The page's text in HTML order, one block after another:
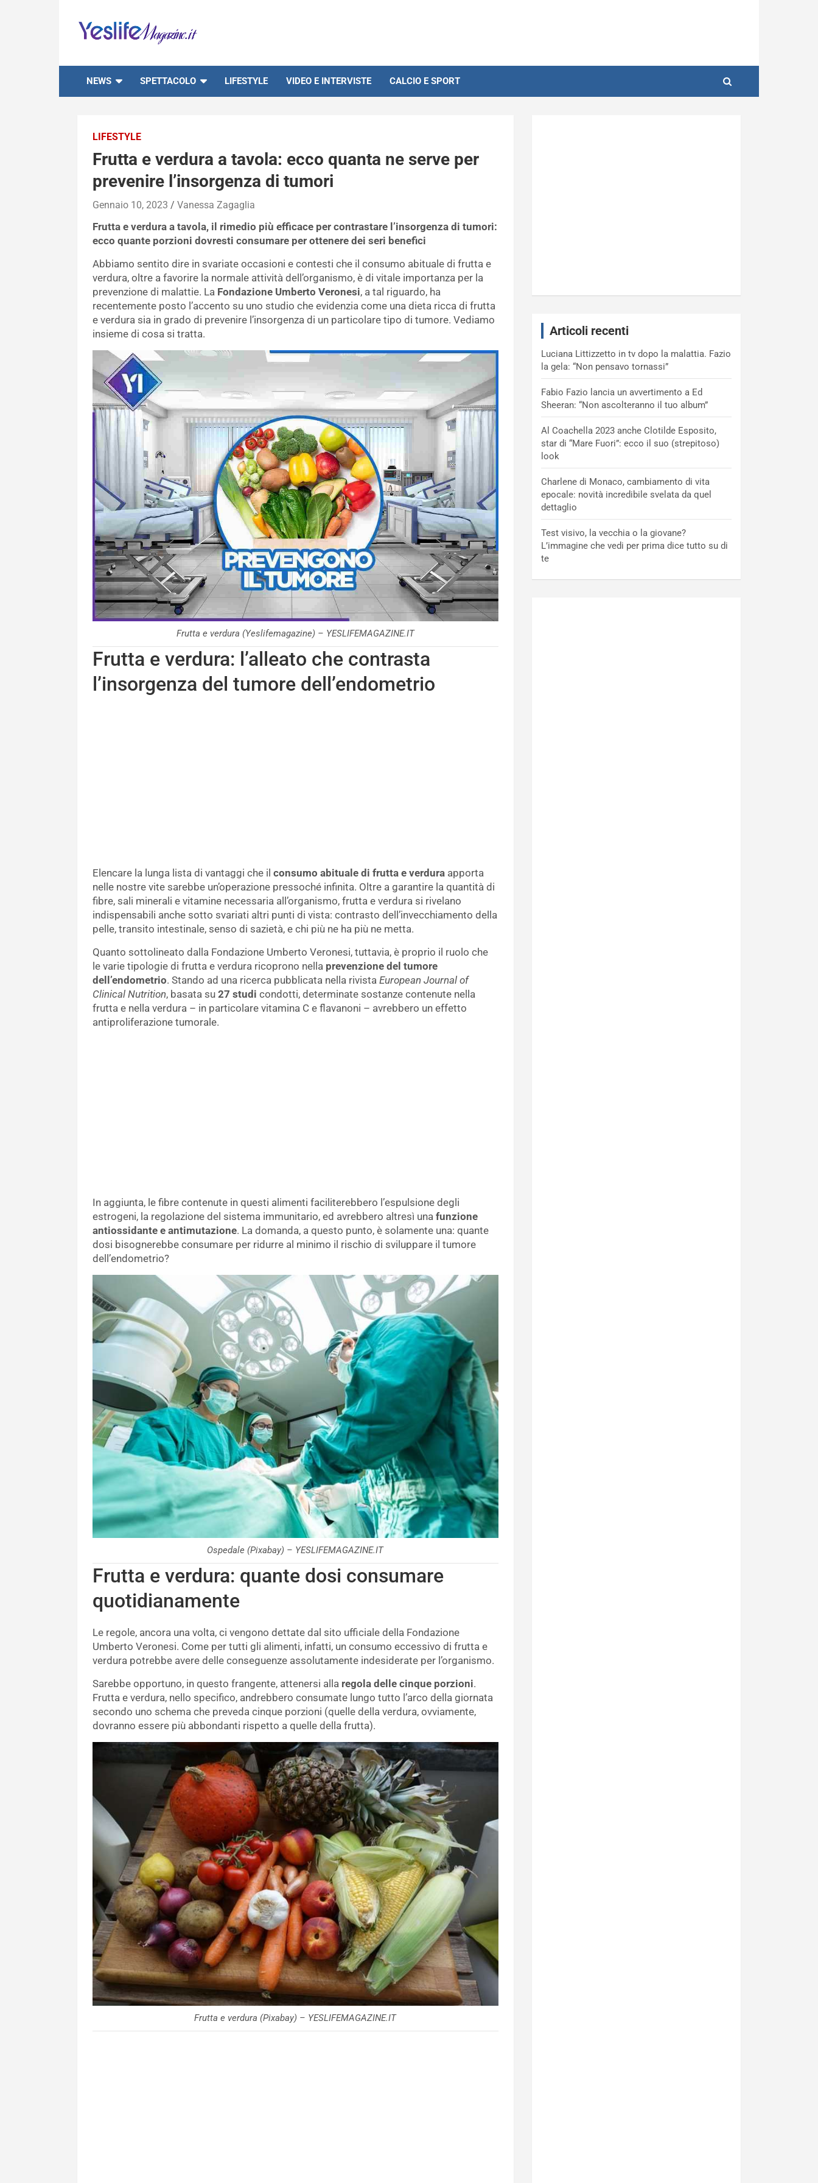
content
NEWS SPETTACOLO LIFESTYLE VIDEO E INTERVISTE CALCIO E SPORT
LIFESTYLE
Frutta e verdura a tavola: ecco quanta ne serve per
prevenire l’insorgenza di tumori
Gennaio 10, 2023 Vanessa Zagaglia
Frutta e verdura a tavola, il rimedio più efficace per contrastare l’insorgenza di tumori:
ecco quante porzioni dovresti consumare per ottenere dei seri benefici
Abbiamo sentito dire in svariate occasioni e contesti che il consumo abituale di frutta e
verdura, oltre a favorire la normale attività dell’organismo, è di vitale importanza per la
prevenzione di malattie. La Fondazione Umberto Veronesi, a tal riguardo, ha
recentemente posto l’accento su uno studio che evidenzia come una dieta ricca di frutta
e verdura sia in grado di prevenire l’insorgenza di un particolare tipo di tumore. Vediamo
insieme di cosa si tratta.
Frutta e verdura (Yeslifemagazine) – YESLIFEMAGAZINE.IT
Frutta e verdura: l’alleato che contrasta
l’insorgenza del tumore dell’endometrio
Elencare la lunga lista di vantaggi che il consumo abituale di frutta e verdura apporta
nelle nostre vite sarebbe un’operazione pressoché infinita. Oltre a garantire la quantità di
fibre, sali minerali e vitamine necessaria all’organismo, frutta e verdura si rivelano
indispensabili anche sotto svariati altri punti di vista: contrasto dell’invecchiamento della
pelle, transito intestinale, senso di sazietà, e chi più ne ha più ne metta.
Quanto sottolineato dalla Fondazione Umberto Veronesi, tuttavia, è proprio il ruolo che
le varie tipologie di frutta e verdura ricoprono nella prevenzione del tumore
dell’endometrio. Stando ad una ricerca pubblicata nella rivista European Journal of
Clinical Nutrition, basata su 27 studi condotti, determinate sostanze contenute nella
frutta e nella verdura – in particolare vitamina C e flavanoni – avrebbero un effetto
antiproliferazione tumorale.
In aggiunta, le fibre contenute in questi alimenti faciliterebbero l’espulsione degli
estrogeni, la regolazione del sistema immunitario, ed avrebbero altresì una funzione
antiossidante e antimutazione. La domanda, a questo punto, è solamente una: quante
dosi bisognerebbe consumare per ridurre al minimo il rischio di sviluppare il tumore
dell’endometrio?
Ospedale (Pixabay) – YESLIFEMAGAZINE.IT
Frutta e verdura: quante dosi consumare
quotidianamente
Le regole, ancora una volta, ci vengono dettate dal sito ufficiale della Fondazione
Umberto Veronesi. Come per tutti gli alimenti, infatti, un consumo eccessivo di frutta e
verdura potrebbe avere delle conseguenze assolutamente indesiderate per l’organismo.
Sarebbe opportuno, in questo frangente, attenersi alla regola delle cinque porzioni.
Frutta e verdura, nello specifico, andrebbero consumate lungo tutto l’arco della giornata
secondo uno schema che preveda cinque porzioni (quelle della verdura, ovviamente,
dovranno essere più abbondanti rispetto a quelle della frutta).
Frutta e verdura (Pixabay) – YESLIFEMAGAZINE.IT
Articoli recenti
Luciana Littizzetto in tv dopo la malattia. Fazio
la gela: “Non pensavo tornassi”
Fabio Fazio lancia un avvertimento a Ed
Sheeran: “Non ascolteranno il tuo album”
Al Coachella 2023 anche Clotilde Esposito,
star di “Mare Fuori”: ecco il suo (strepitoso)
look
Charlene di Monaco, cambiamento di vita
epocale: novità incredibile svelata da quel
dettaglio
Test visivo, la vecchia o la giovane?
L’immagine che vedi per prima dice tutto su di
te